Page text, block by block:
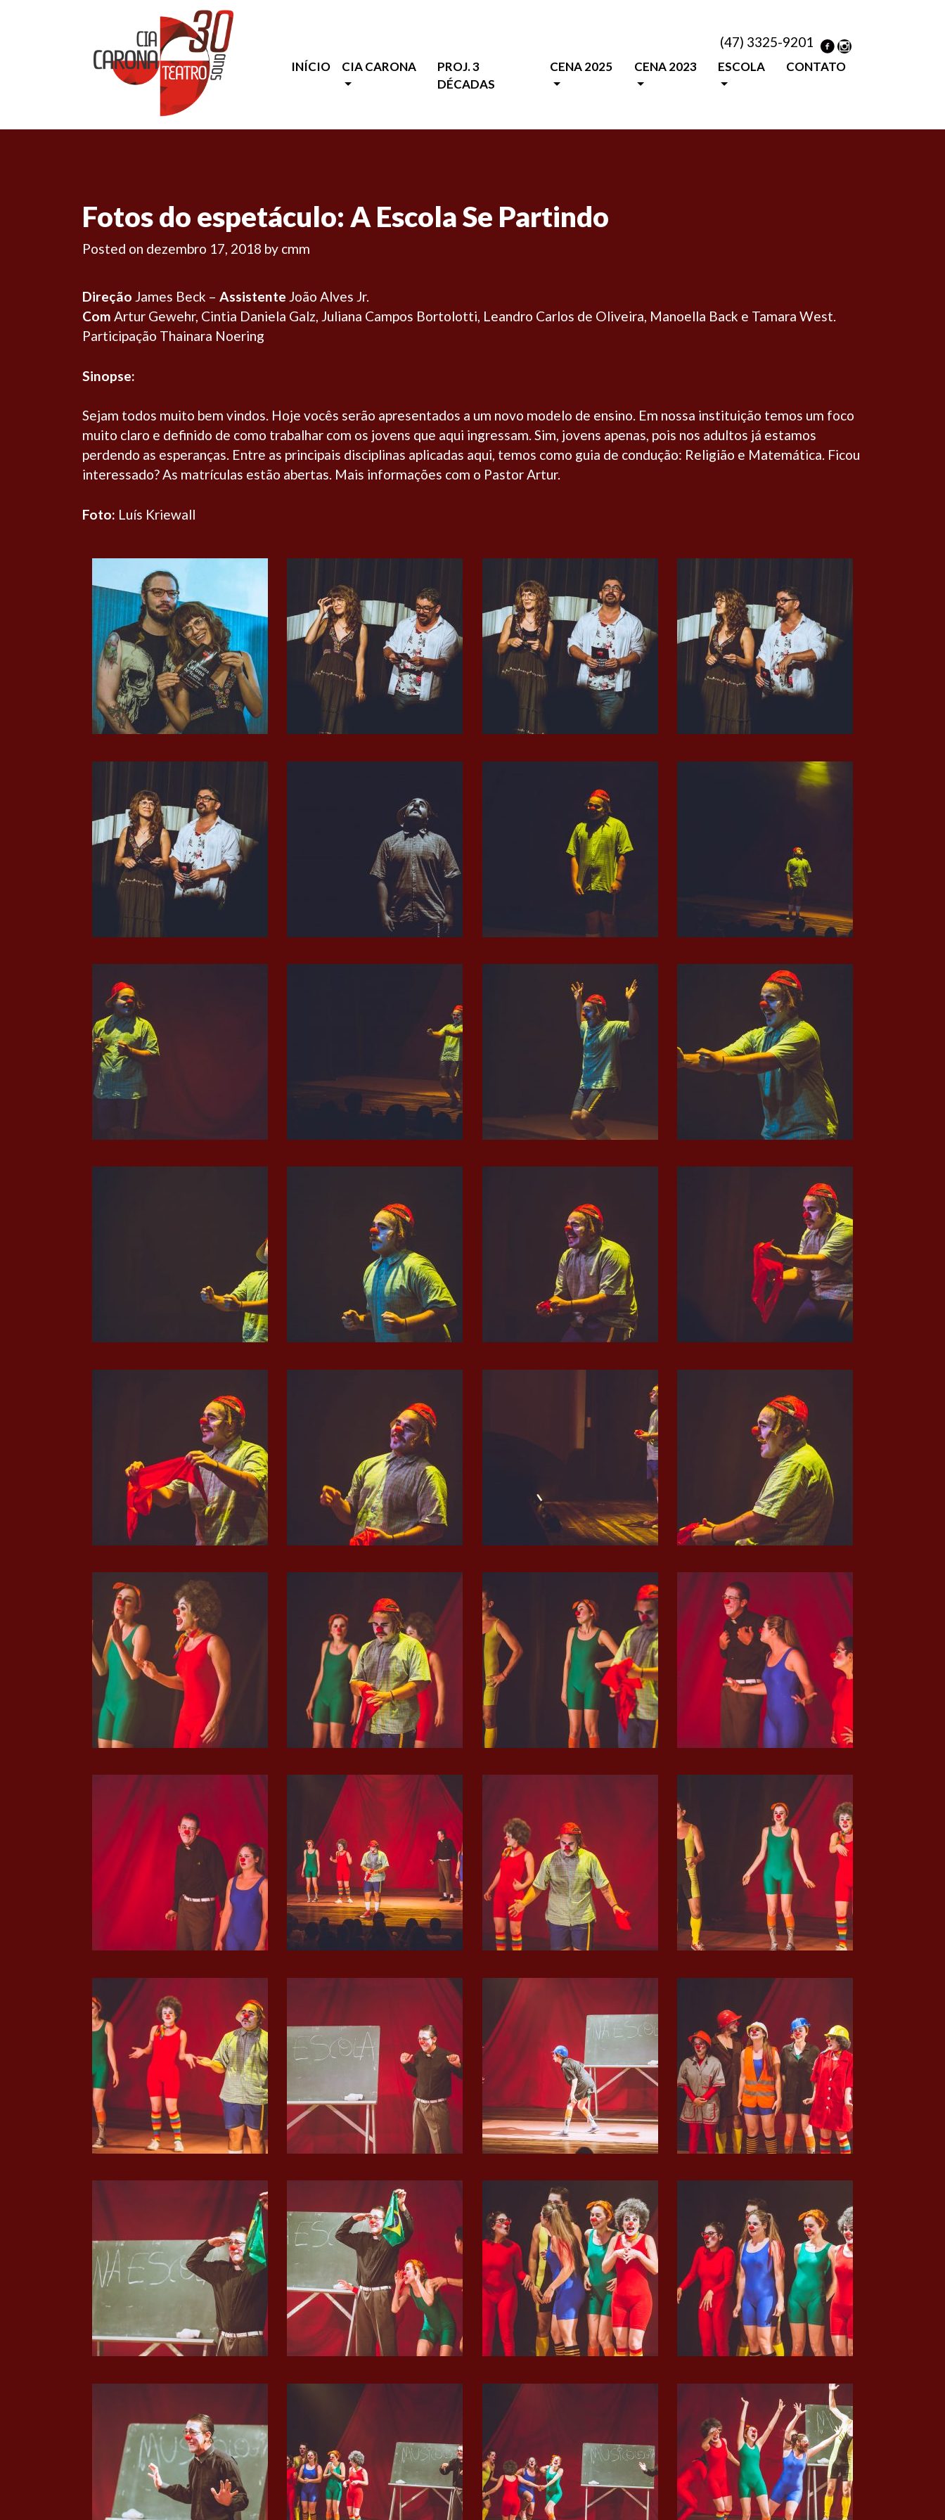
(47) 3325-9201
INÍCIO CIA CARONA
PROJ. 3
DÉCADAS
CENA 2025 CENA 2023 ESCOLA CONTATO
Fotos do espetáculo: A Escola Se Partindo
Posted on dezembro 17, 2018 by cmm
Direção James Beck – Assistente João Alves Jr.
Com Artur Gewehr, Cintia Daniela Galz, Juliana Campos Bortolotti, Leandro Carlos de Oliveira, Manoella Back e Tamara West.
Participação Thainara Noering
Sinopse:
Sejam todos muito bem vindos. Hoje vocês serão apresentados a um novo modelo de ensino. Em nossa instituição temos um foco
muito claro e definido de como trabalhar com os jovens que aqui ingressam. Sim, jovens apenas, pois nos adultos já estamos
perdendo as esperanças. Entre as principais disciplinas aplicadas aqui, temos como guia de condução: Religião e Matemática. Ficou
interessado? As matrículas estão abertas. Mais informações com o Pastor Artur.
Foto: Luís Kriewall